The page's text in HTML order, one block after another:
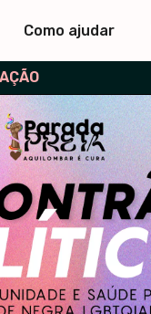
Como ajudar